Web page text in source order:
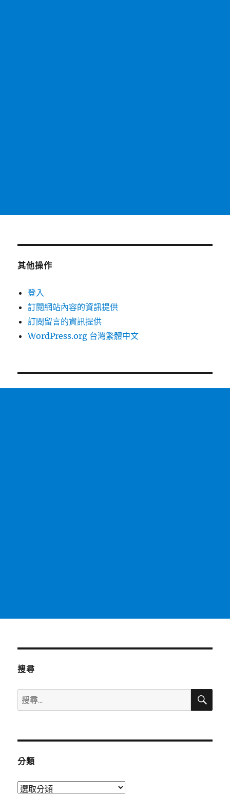
其他操作
登入
訂閱網站內容的資訊提供
訂閱留言的資訊提供
WordPress.org 台灣繁體中文
搜尋
搜
尋
鍵
搜
分類
分